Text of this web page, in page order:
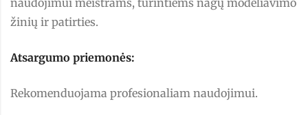
žinių ir patirties.
Atsargumo priemonės:
Rekomenduojama profesionaliam naudojimui.